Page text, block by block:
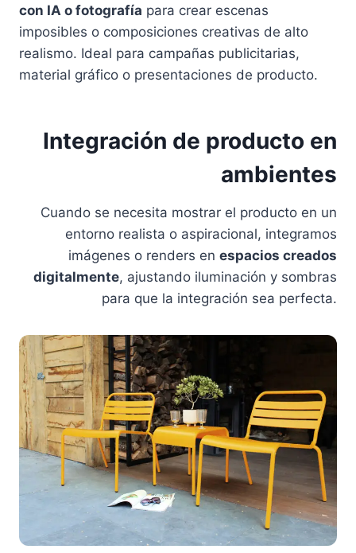
con IA o fotografía para crear escenas
imposibles o composiciones creativas de alto
realismo. Ideal para campañas publicitarias,
material gráfico o presentaciones de producto.
Integración de producto en
ambientes
Cuando se necesita mostrar el producto en un
entorno realista o aspiracional, integramos
imágenes o renders en espacios creados
digitalmente, ajustando iluminación y sombras
para que la integración sea perfecta.